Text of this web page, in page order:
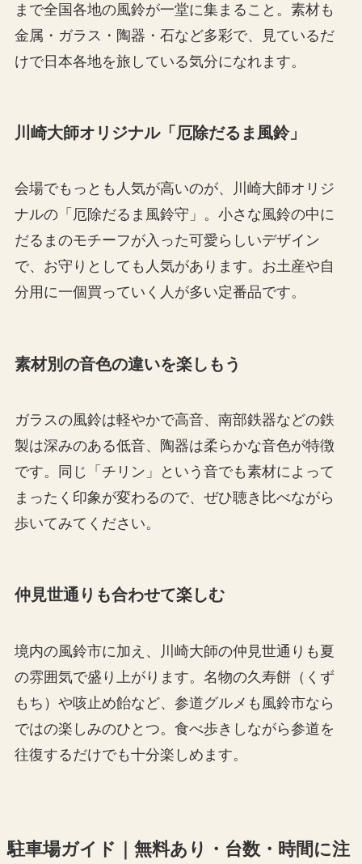
まで全国各地の風鈴が一堂に集まること。素材も
金属・ガラス・陶器・石など多彩で、見ているだ
けで日本各地を旅している気分になれます。
川崎大師オリジナル「厄除だるま風鈴」
会場でもっとも人気が高いのが、川崎大師オリジ
ナルの「厄除だるま風鈴守」。小さな風鈴の中に
だるまのモチーフが入った可愛らしいデザイン
で、お守りとしても人気があります。お土産や自
分用に一個買っていく人が多い定番品です。
素材別の音色の違いを楽しもう
ガラスの風鈴は軽やかで高音、南部鉄器などの鉄
製は深みのある低音、陶器は柔らかな音色が特徴
です。同じ「チリン」という音でも素材によって
まったく印象が変わるので、ぜひ聴き比べながら
歩いてみてください。
仲見世通りも合わせて楽しむ
境内の風鈴市に加え、川崎大師の仲見世通りも夏
の雰囲気で盛り上がります。名物の久寿餅（くず
もち）や咳止め飴など、参道グルメも風鈴市なら
ではの楽しみのひとつ。食べ歩きしながら参道を
往復するだけでも十分楽しめます。
駐車場ガイド｜無料あり・台数・時間に注